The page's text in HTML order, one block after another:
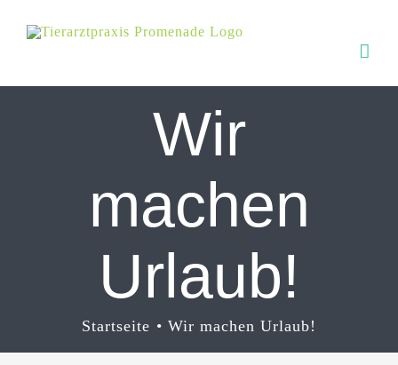
Inhalt
Wir
machen
Urlaub!
Startseite Wir machen Urlaub!